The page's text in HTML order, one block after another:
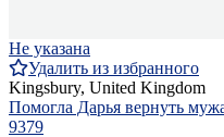
Не указана
Удалить из избранного
Kingsbury, United Kingdom
Помогла Дарья вернуть
9379